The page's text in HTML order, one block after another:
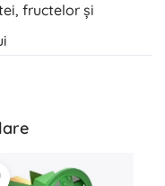
fructelor și